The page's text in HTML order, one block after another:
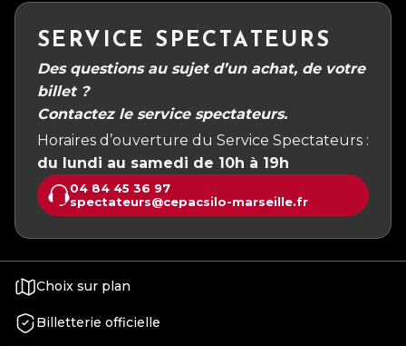
SERVICE SPECTATEURS
Des questions au sujet d’un achat, de votre
billet ?
Contactez le service spectateurs.
Horaires d’ouverture du Service Spectateurs :
du lundi au samedi de 10h à 19h
04 84 45 36 97
spectateurs@cepacsilo-marseille.fr
Choix sur plan
Billetterie officielle